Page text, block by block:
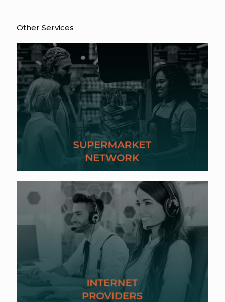
Other Services